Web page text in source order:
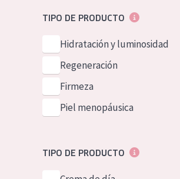
GermanTIPO DE PRODUCTO
Hidratación y luminosidad
Regeneración
Firmeza
Piel menopáusica
TIPO DE PRODUCTO